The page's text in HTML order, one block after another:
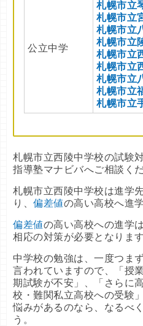
公立中学
札幌市立
札幌市立
札幌市立
札幌市立
札幌市立
札幌市立
札幌市立
札幌市立
札幌市立
札幌市立西陵中学校の試験
指導塾マナビバへご相談くだ
札幌市立西陵中学校は進学
り、偏差値の高い高校へ進
偏差値の高い高校への進学
相応の対策が必要となります
中学校の勉強は、一度つま
言われていますので、「授
期試験が不安」、「さらに
校・難関私立高校への受験
悩みがあるのなら、なるべ
う。